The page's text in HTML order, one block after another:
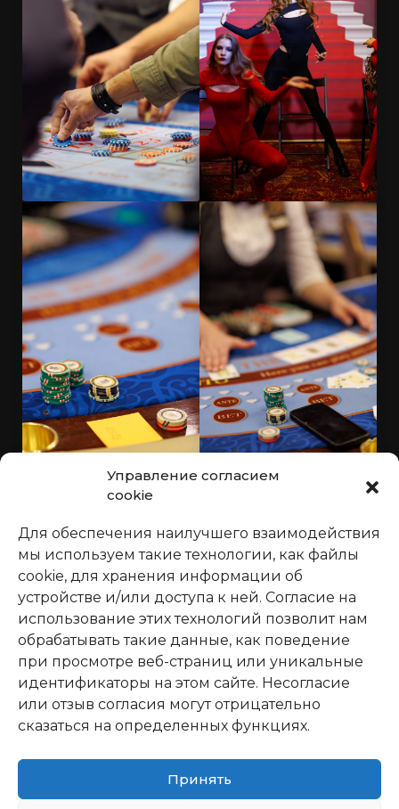
Управление согласием
cookie
Для обеспечения наилучшего взаимодействия
мы используем такие технологии, как файлы
cookie, для хранения информации об
устройстве и/или доступа к ней. Согласие на
использование этих технологий позволит нам
обрабатывать такие данные, как поведение
при просмотре веб-страниц или уникальные
идентификаторы на этом сайте. Несогласие
или отзыв согласия могут отрицательно
сказаться на определенных функциях.
Принять